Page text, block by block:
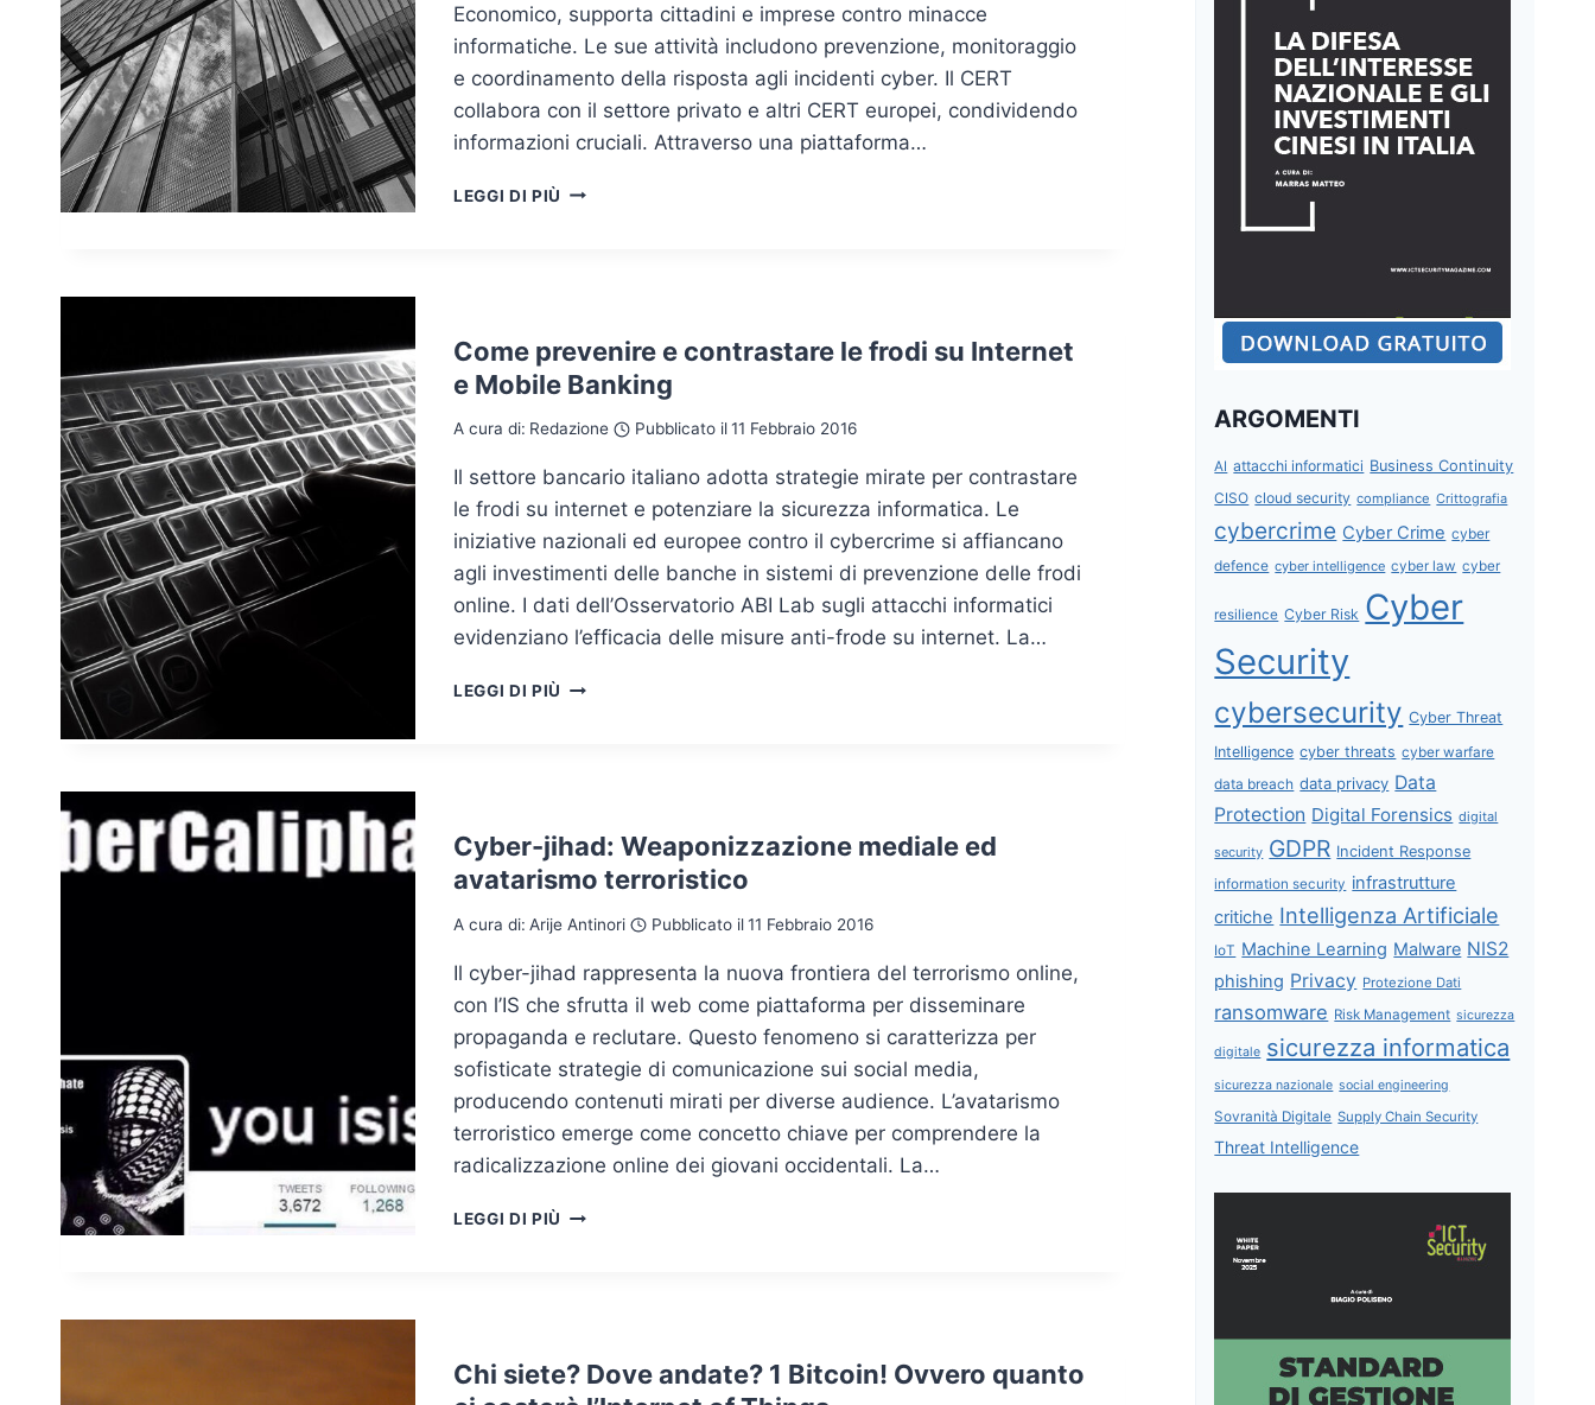
TARDI
Economico, supporta cittadini e imprese contro minacce
informatiche. Le sue attività includono prevenzione, monitoraggio
e coordinamento della risposta agli incidenti cyber. Il CERT
collabora con il settore privato e altri CERT europei, condividendo
informazioni cruciali. Attraverso una piattaforma…
LEGGI DI PIÙ IL
ASPETTI
OPERATIVI
Come prevenire e contrastare le frodi su Internet
e Mobile Banking
A cura di: Redazione Pubblicato il11 Febbraio 2016
Il settore bancario italiano adotta strategie mirate per contrastare
le frodi su internet e potenziare la sicurezza informatica. Le
iniziative nazionali ed europee contro il cybercrime si affiancano
agli investimenti delle banche in sistemi di prevenzione delle frodi
online. I dati dell’Osservatorio ABI Lab sugli attacchi informatici
evidenziano l’efficacia delle misure anti-frode su internet. La…
LEGGI DI PIÙ COME
SU
INTERNET
E
BANKING
Cyber-jihad: Weaponizzazione mediale ed
avatarismo terroristico
A cura di: Arije Antinori Pubblicato il11 Febbraio 2016
Il cyber-jihad rappresenta la nuova frontiera del terrorismo online,
con l’IS che sfrutta il web come piattaforma per disseminare
propaganda e reclutare. Questo fenomeno si caratterizza per
sofisticate strategie di comunicazione sui social media,
producendo contenuti mirati per diverse audience. L’avatarismo
terroristico emerge come concetto chiave per comprendere la
radicalizzazione online dei giovani occidentali. La…
LEGGI DI PIÙ CYBER-
TERRORISTICO
Chi siete? Dove andate? 1 Bitcoin! Ovvero quanto
ARGOMENTI
AI attacchi informatici Business Continuity
CISO cloud security compliance Crittografia
cybercrime Cyber Crime cyber
defence cyber intelligence cyber law cyber
resilience Cyber Risk Cyber
Security
cybersecurity Cyber Threat
Intelligence cyber threats cyber warfare
data breach data privacy Data
Protection Digital Forensics digital
security GDPR Incident Response
information security infrastrutture
critiche Intelligenza Artificiale
IoT Machine Learning Malware NIS2
phishing Privacy Protezione Dati
ransomware Risk Management sicurezza
digitale sicurezza informatica
sicurezza nazionale social engineering
Sovranità Digitale Supply Chain Security
Threat Intelligence